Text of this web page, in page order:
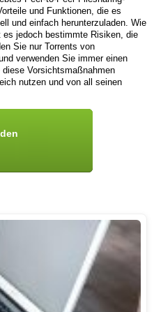
und Funktionen, die es
und einfach herunterzuladen. Wie
es jedoch bestimmte Risiken, die
Sie nur Torrents von
verwenden Sie immer einen
Vorsichtsmaßnahmen
nutzen und von all seinen